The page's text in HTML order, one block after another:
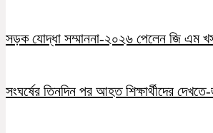
সড়ক যোদ্ধা সম্মাননা-২০২৬ পেলেন জি এম
সংঘর্ষের তিনদিন পর আহত শিক্ষার্থীদের দেখতে-